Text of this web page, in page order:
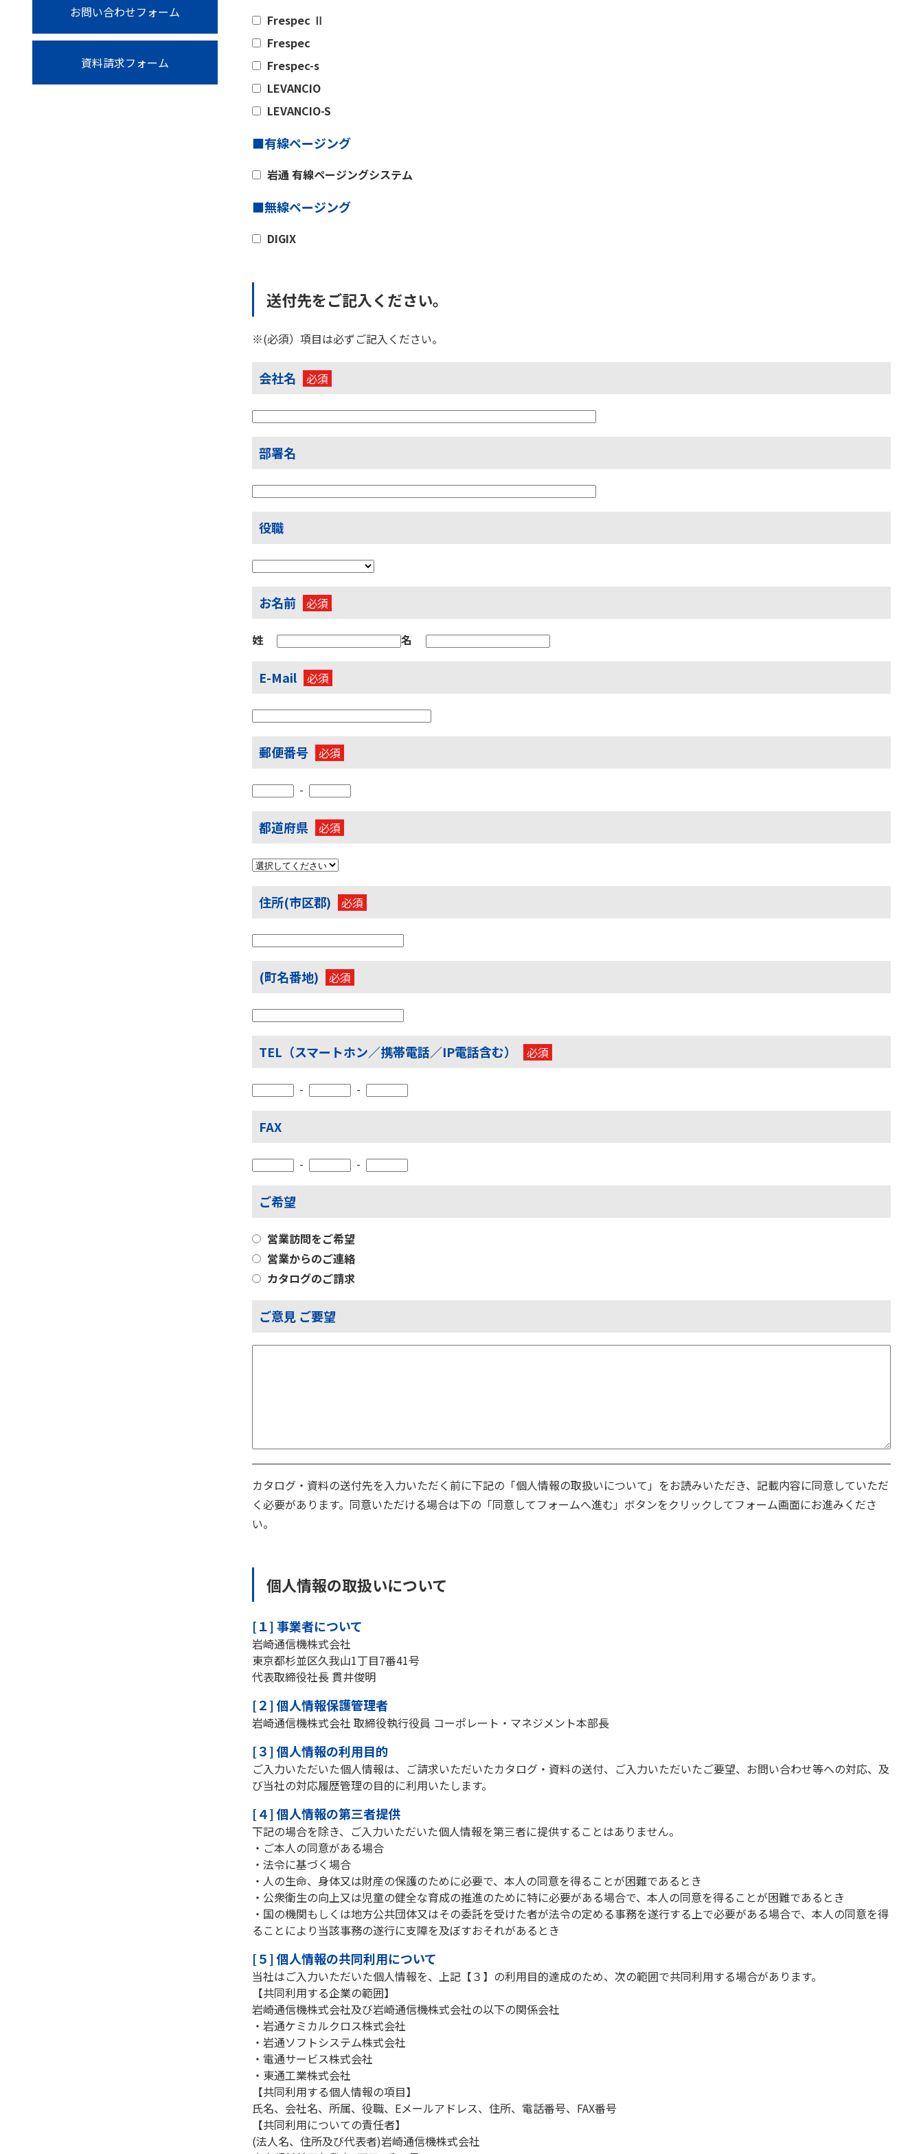
お問い合わせフォーム
資料請求フォーム
Frespec Ⅱ
Frespec
Frespec-s
LEVANCIO
LEVANCIO-S
■有線ページング
岩通 有線ページングシステム
■無線ページング
DIGIX
送付先をご記入ください。
※(必須）項目は必ずご記入ください。
会社名
部署名
役職
お名前
姓 名
E-Mail
郵便番号
-
都道府県
住所(市区郡)
(町名番地)
TEL（スマートホン／携帯電話／IP電話含む）
- -
FAX
- -
ご希望
営業訪問をご希望
営業からのご連絡
カタログのご請求
ご意見 ご要望
カタログ・資料の送付先を入力いただく前に下記の「個人情報の取扱いについて」をお読みいただき、記載内容に同意していただ
く必要があります。同意いただける場合は下の「同意してフォームへ進む」ボタンをクリックしてフォーム画面にお進みくださ
い。
個人情報の取扱いについて
[１] 事業者について
岩崎通信機株式会社
東京都杉並区久我山1丁目7番41号
代表取締役社長 貫井俊明
[２] 個人情報保護管理者
岩崎通信機株式会社 取締役執行役員 コーポレート・マネジメント本部長
[３] 個人情報の利用目的
ご入力いただいた個人情報は、ご請求いただいたカタログ・資料の送付、ご入力いただいたご要望、お問い合わせ等への対応、及
び当社の対応履歴管理の目的に利用いたします。
[４] 個人情報の第三者提供
下記の場合を除き、ご入力いただいた個人情報を第三者に提供することはありません。
・ご本人の同意がある場合
・法令に基づく場合
・人の生命、身体又は財産の保護のために必要で、本人の同意を得ることが困難であるとき
・公衆衛生の向上又は児童の健全な育成の推進のために特に必要がある場合で、本人の同意を得ることが困難であるとき
・国の機関もしくは地方公共団体又はその委託を受けた者が法令の定める事務を遂行する上で必要がある場合で、本人の同意を得
ることにより当該事務の遂行に支障を及ぼすおそれがあるとき
[５] 個人情報の共同利用について
当社はご入力いただいた個人情報を、上記【３】の利用目的達成のため、次の範囲で共同利用する場合があります。
【共同利用する企業の範囲】
岩崎通信機株式会社及び岩崎通信機株式会社の以下の関係会社
・岩通ケミカルクロス株式会社
・岩通ソフトシステム株式会社
・電通サービス株式会社
・東通工業株式会社
【共同利用する個人情報の項目】
氏名、会社名、所属、役職、Eメールアドレス、住所、電話番号、FAX番号
【共同利用についての責任者】
(法人名、住所及び代表者)岩崎通信機株式会社